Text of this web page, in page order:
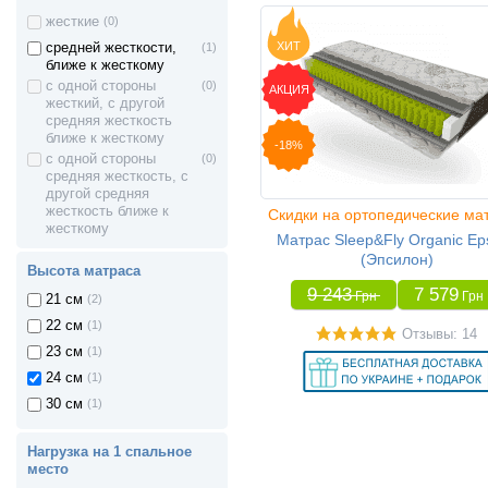
жесткие (0)
средней жесткости,
ближе к жесткому
(1)
с одной стороны
жесткий, с другой
средняя жесткость
ближе к жесткому
(0)
с одной стороны
средняя жесткость, с
другой средняя
жесткость ближе к
жесткому
(0)
Высота матраса
21 см (2)
22 см (1)
23 см (1)
24 см (1)
30 см (1)
Нагрузка на 1 спальное
место
ХИТ
АКЦИЯ
-18%
Скидки на ортопедические
Матрас Sleep&Fly Organic
(Эпсилон)
9 243 Грн 7 579 Грн
Отзывы: 14